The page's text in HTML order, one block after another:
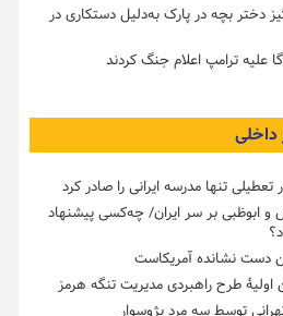
دختر بچه در پارک به‌دلیل دستکاری در
علیه ترامپ اعلام جنگ کردند
داخلی
تنها مدرسه ایرانی را صادر کرد
ابوظبی بر سر ایران/ چه‌کسی پیشنهاد
دست نشانده آمریکاست
طرح راهبردی مدیریت تنگه هرمز
توسط سه مرد پژوسوار